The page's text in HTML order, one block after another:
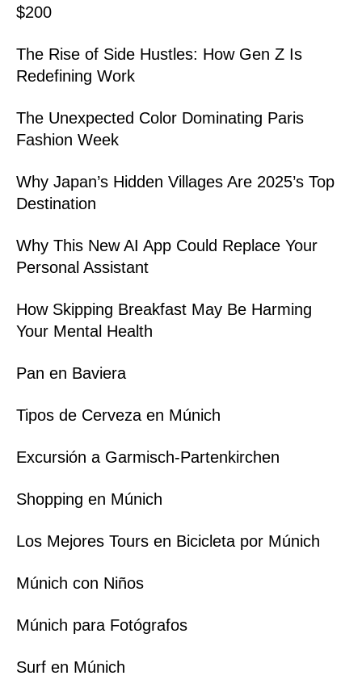
$200
The Rise of Side Hustles: How Gen Z Is
Redefining Work
The Unexpected Color Dominating Paris
Fashion Week
Why Japan’s Hidden Villages Are 2025’s Top
Destination
Why This New AI App Could Replace Your
Personal Assistant
How Skipping Breakfast May Be Harming
Your Mental Health
Pan en Baviera
Tipos de Cerveza en Múnich
Excursión a Garmisch-Partenkirchen
Shopping en Múnich
Los Mejores Tours en Bicicleta por Múnich
Múnich con Niños
Múnich para Fotógrafos
Surf en Múnich